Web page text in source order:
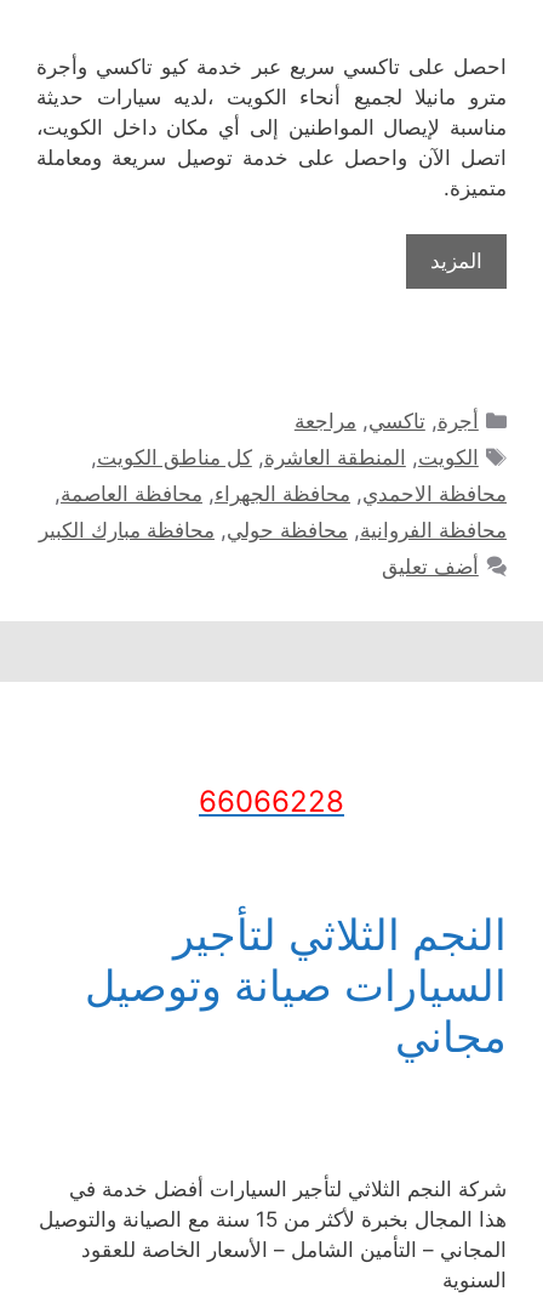
احصل على تاكسي سريع عبر خدمة كيو تاكسي وأجرة
مترو مانيلا لجميع أنحاء الكويت ،لديه سيارات حديثة
مناسبة لإيصال المواطنين إلى أي مكان داخل الكويت،
اتصل الآن واحصل على خدمة توصيل سريعة ومعاملة
متميزة.
المزيد
التصنيفات
أجرة,تاكسي, مراجعة
الوسوم
الكويت, المنطقة العاشرة,كل مناطق الكويت,
محافظة الاحمدي, محافظة الجهراء, محافظة العاصمة,
محافظة الفروانية, محافظة حولي, محافظة مبارك الكبير
أضف تعليق
66066228
النجم الثلاثي لتأجير
السيارات صيانة وتوصيل
مجاني
شركة النجم الثلاثي لتأجير السيارات أفضل خدمة في
هذا المجال بخبرة لأكثر من 15 سنة مع الصيانة والتوصيل
المجاني – التأمين الشامل – الأسعار الخاصة للعقود
السنوية